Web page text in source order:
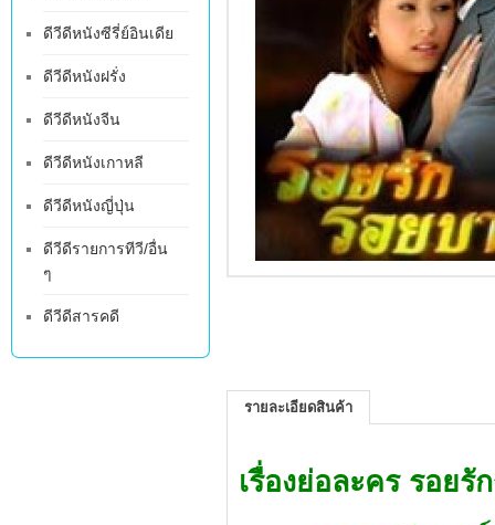
ดีวีดีหนังซีรี่ย์อินเดีย
ดีวีดีหนังฝรั่ง
ดีวีดีหนังจีน
ดีวีดีหนังเกาหลี
ดีวีดีหนังญี่ปุ่น
ดีวีดีรายการทีวี/อื่น
ๆ
ดีวีดีสารคดี
รายละเอียดสินค้า
เรื่องย่อละคร รอยรั